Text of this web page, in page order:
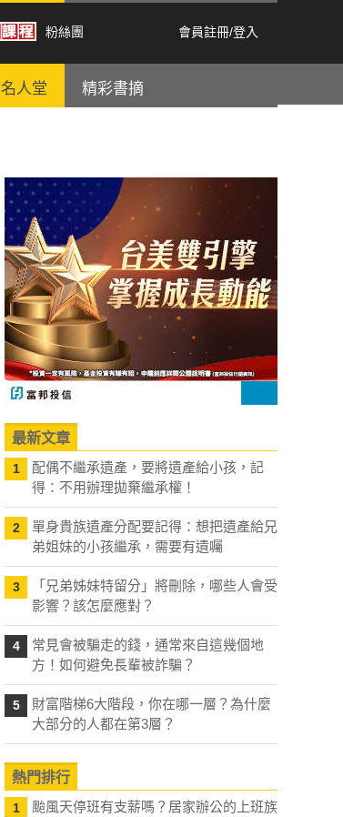
粉絲團 會員註冊/登入
名人堂 精彩書摘
最新文章
1
配偶不繼承遺產，要將遺產給小孩，記
得：不用辦理拋棄繼承權！
2
單身貴族遺產分配要記得：想把遺產給兄
弟姐妹的小孩繼承，需要有遺囑
3
「兄弟姊妹特留分」將刪除，哪些人會受
影響？該怎麼應對？
4
常見會被騙走的錢，通常來自這幾個地
方！如何避免長輩被詐騙？
5
財富階梯6大階段，你在哪一層？為什麼
大部分的人都在第3層？
熱門排行
1
颱風天停班有支薪嗎？居家辦公的上班族